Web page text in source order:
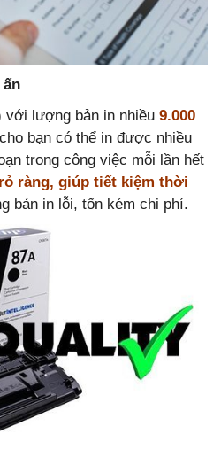
ấn
với lượng bản in nhiều 9.000
bạn có thể in được nhiều
trong công việc mỗi lần hết
ràng, giúp tiết kiệm thời
bản in lỗi, tốn kém chi phí.